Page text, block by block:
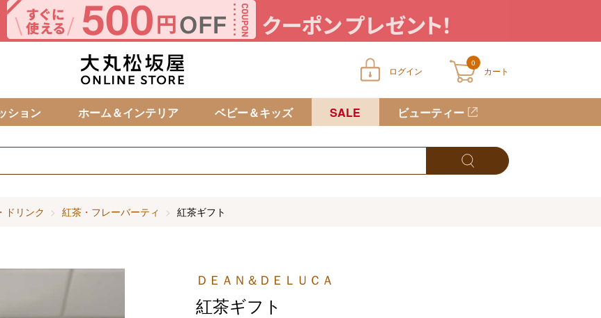
ログイン
0
カート
カートに商品が入っていません
ション ホーム＆インテリア ベビー＆キッズ SALE ビューティー
ドリンク 紅茶・フレーバーティ 紅茶ギフト
ＤＥＡＮ＆ＤＥＬＵＣＡ
紅茶ギフト